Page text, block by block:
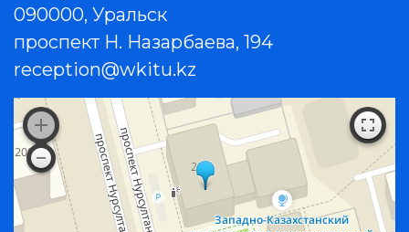
090000, Уральск
проспект Н. Назарбаева, 194
reception@wkitu.kz